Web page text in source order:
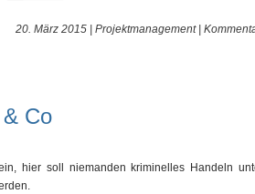
20. März 2015 | Projektmanagement
Co
hier soll niemanden kriminelles Handeln